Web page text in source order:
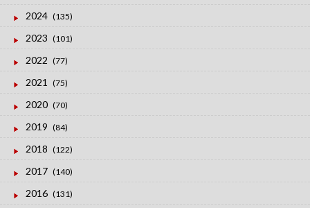
2024 (135)
2023 (101)
2022 (77)
2021 (75)
2020 (70)
2019 (84)
2018 (122)
2017 (140)
2016 (131)